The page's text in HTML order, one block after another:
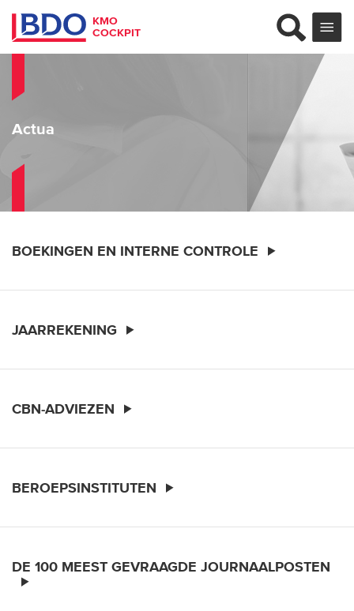
KMO
COCKPIT
Actua
BOEKINGEN EN INTERNE CONTROLE
JAARREKENING
CBN-ADVIEZEN
BEROEPSINSTITUTEN
DE 100 MEEST GEVRAAGDE JOURNAALPOSTEN